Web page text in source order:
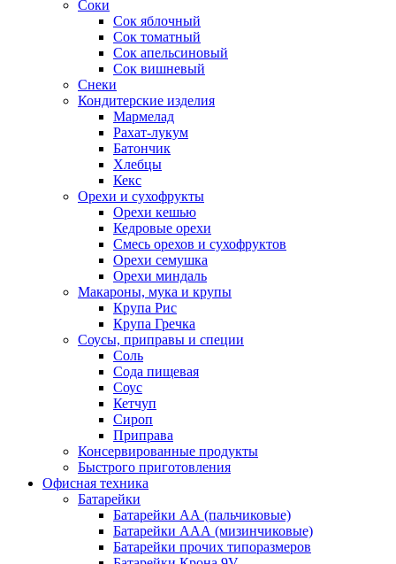
Соки
Сок яблочный
Сок томатный
Сок апельсиновый
Сок вишневый
Снеки
Кондитерские изделия
Мармелад
Рахат-лукум
Батончик
Хлебцы
Кекс
Орехи и сухофрукты
Орехи кешью
Кедровые орехи
Смесь орехов и сухофруктов
Орехи семушка
Орехи миндаль
Макароны, мука и крупы
Крупа Рис
Крупа Гречка
Соусы, приправы и специи
Соль
Сода пищевая
Соус
Кетчуп
Сироп
Приправа
Консервированные продукты
Быстрого приготовления
Офисная техника
Батарейки
Батарейки АА (пальчиковые)
Батарейки ААА (мизинчиковые)
Батарейки прочих типоразмеров